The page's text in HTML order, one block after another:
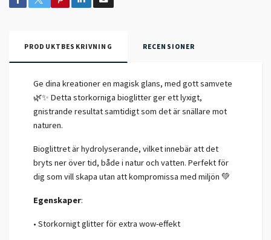
PRODUKTBESKRIVNING RECENSIONER
Ge dina kreationer en magisk glans, med gott samvete
🌿✨ Detta storkorniga bioglitter ger ett lyxigt,
gnistrande resultat samtidigt som det är snällare mot
naturen.
Bioglittret är hydrolyserande, vilket innebär att det
bryts ner över tid, både i natur och vatten. Perfekt för
dig som vill skapa utan att kompromissa med miljön 💚
Egenskaper:
• Storkornigt glitter för extra wow-effekt